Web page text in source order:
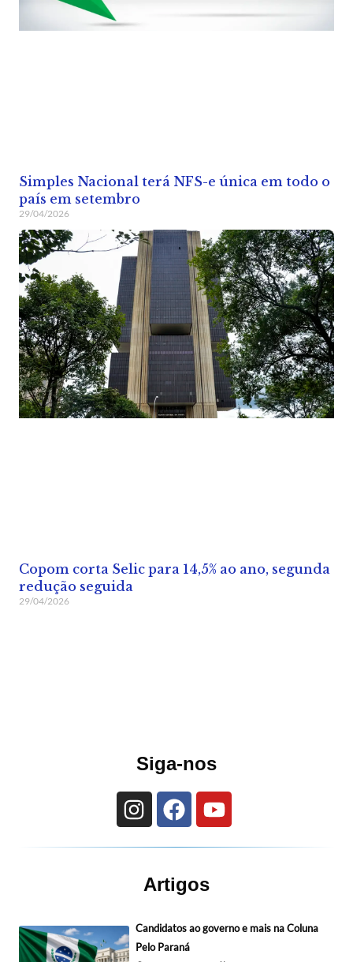
Simples Nacional terá NFS-e única em todo o
país em setembro
29/04/2026
Copom corta Selic para 14,5% ao ano, segunda
redução seguida
29/04/2026
Siga-nos
Artigos
Candidatos ao governo e mais na Coluna
Pelo Paraná